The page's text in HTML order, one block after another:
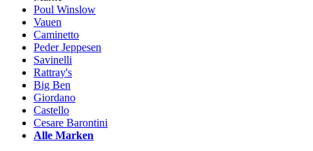
Poul Winslow
Vauen
Caminetto
Peder Jeppesen
Savinelli
Rattray's
Big Ben
Giordano
Castello
Cesare Barontini
Alle Marken